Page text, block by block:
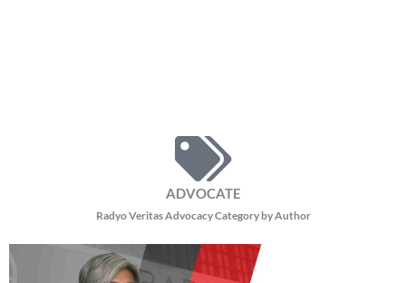
ADVOCATE
Radyo Veritas Advocacy Category by Author